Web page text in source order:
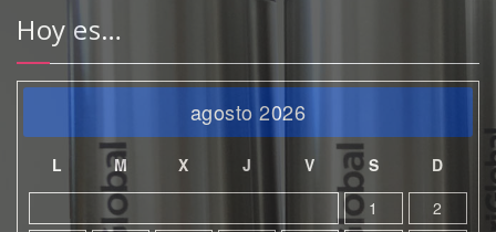
Hoy es…
agosto 2026
L M X J V S
D
1
2